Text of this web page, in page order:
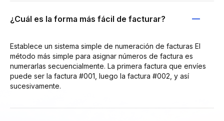
¿Cuál es la forma más fácil de facturar?
Establece un sistema simple de numeración de facturas El
método más simple para asignar números de factura es
numerarlas secuencialmente. La primera factura que envíes
puede ser la factura #001, luego la factura #002, y así
sucesivamente.